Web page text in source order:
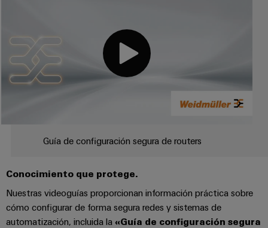
Guía de configuración segura de routers
Conocimiento que protege.
Nuestras videoguías proporcionan información práctica sobre
cómo configurar de forma segura redes y sistemas de
automatización, incluida la «Guía de configuración segura